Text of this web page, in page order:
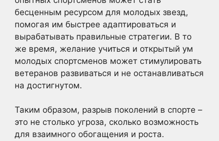
бесценным ресурсом для молодых звезд,
помогая им быстрее адаптироваться и
вырабатывать правильные стратегии. В то
же время, желание учиться и открытый ум
молодых спортсменов может стимулировать
ветеранов развиваться и не останавливаться
на достигнутом.
Таким образом, разрыв поколений в спорте –
это не столько угроза, сколько возможность
для взаимного обогащения и роста.